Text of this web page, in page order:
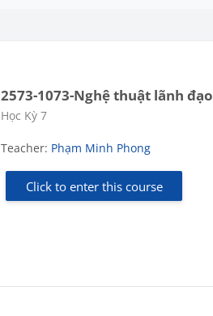
2573-1073-Nghệ thuật lãnh đạo
Course category
Học Kỳ 7
Teacher: Phạm Minh Phong
Click to enter this course